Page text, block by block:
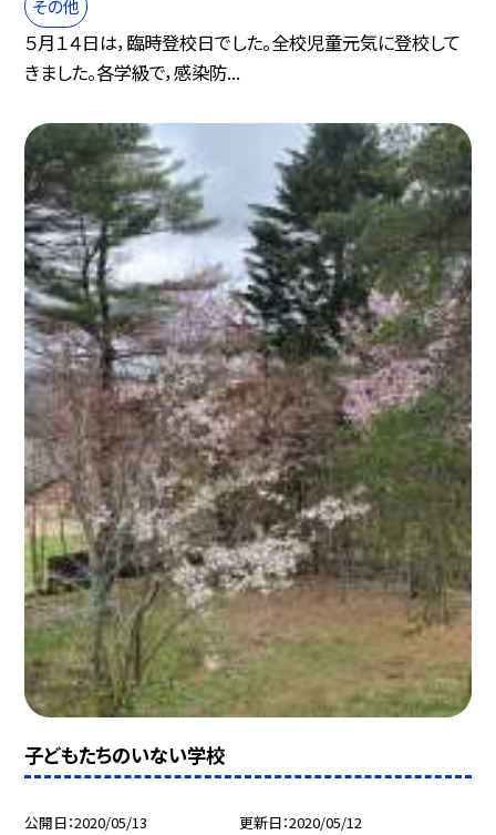
その他
５月１４日は，臨時登校日でした。全校児童元気に登校して
きました。各学級で，感染防...
子どもたちのいない学校
公開日 2020/05/13 更新日 2020/05/12